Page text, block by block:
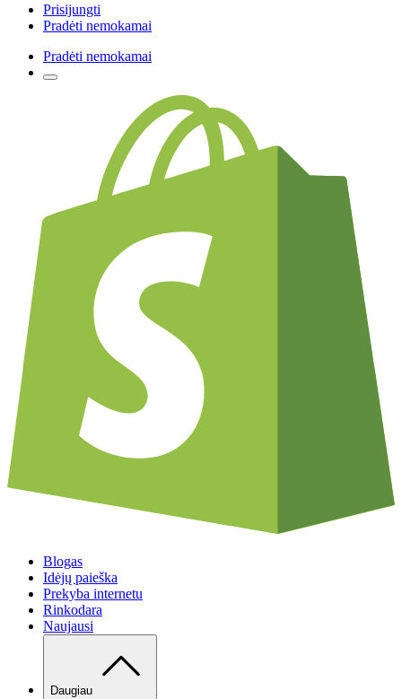
Prisijungti
Pradėti nemokamai
Pradėti nemokamai
Blogas
Idėjų paieška
Prekyba internetu
Rinkodara
Naujausi
Daugiau